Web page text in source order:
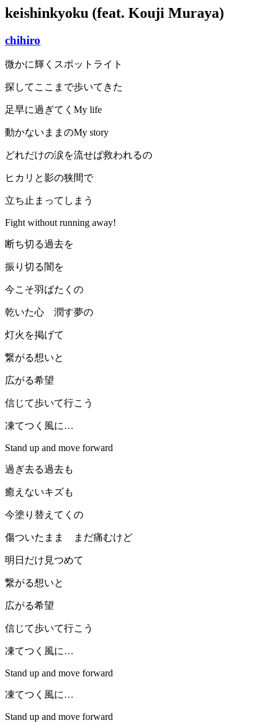
keishinkyoku (feat. Kouji Muraya)
chihiro
微かに輝くスポットライト
探してここまで歩いてきた
足早に過ぎてくMy life
動かないままのMy story
どれだけの涙を流せば救われるの
ヒカリと影の狭間で
立ち止まってしまう
Fight without running away!
断ち切る過去を
振り切る闇を
今こそ羽ばたくの
乾いた心 潤す夢の
灯火を掲げて
繋がる想いと
広がる希望
信じて歩いて行こう
凍てつく風に…
Stand up and move forward
過ぎ去る過去も
癒えないキズも
今塗り替えてくの
傷ついたまま まだ痛むけど
明日だけ見つめて
繋がる想いと
広がる希望
信じて歩いて行こう
凍てつく風に…
Stand up and move forward
凍てつく風に…
Stand up and move forward